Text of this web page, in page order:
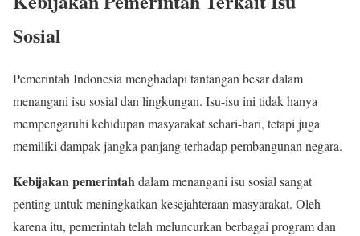
Sosial
Pemerintah Indonesia menghadapi tantangan besar dalam
menangani isu sosial dan lingkungan. Isu-isu ini tidak hanya
mempengaruhi kehidupan masyarakat sehari-hari, tetapi juga
memiliki dampak jangka panjang terhadap pembangunan negara.
Kebijakan pemerintahdalam menangani isu sosial sangat
penting untuk meningkatkan kesejahteraan masyarakat. Oleh
karena itu, pemerintah telah meluncurkan berbagai program dan